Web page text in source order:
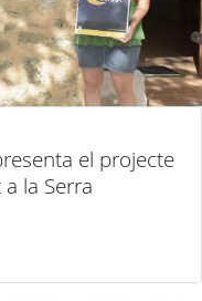
el projecte
la Serra